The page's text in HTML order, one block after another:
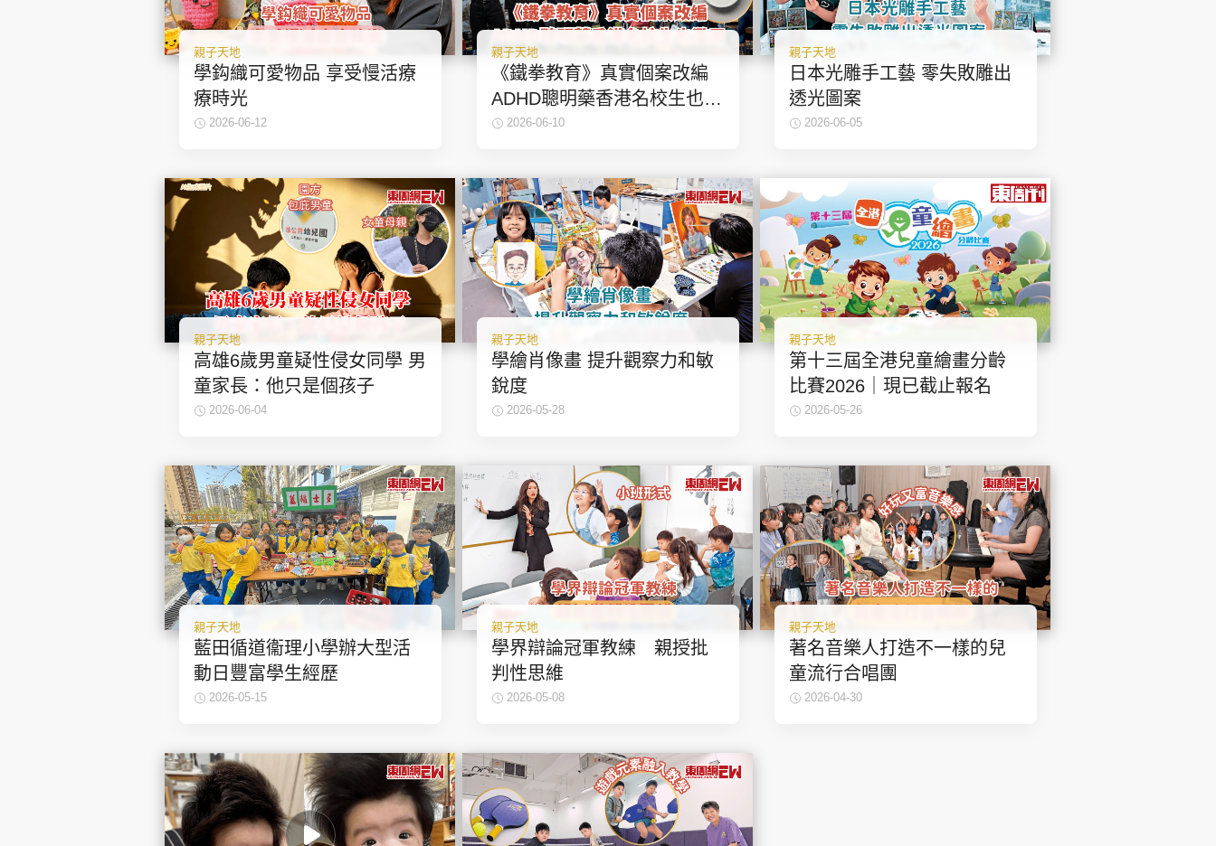
親子天地
學鈎織可愛物品 享受慢活療
療時光
2026-06-12
親子天地
《鐵拳教育》真實個案改編
ADHD聰明藥香港名校生也濫
用2026-06-10
親子天地
日本光雕手工藝 零失敗雕出
透光圖案
2026-06-05
親子天地
高雄6歲男童疑性侵女同學 男
童家長：他只是個孩子
2026-06-04
親子天地
學繪肖像畫 提升觀察力和敏
銳度
2026-05-28
親子天地
第十三屆全港兒童繪畫分齡
比賽2026｜現已截止報名
2026-05-26
親子天地
藍田循道衞理小學辦大型活
動日豐富學生經歷
2026-05-15
親子天地
學界辯論冠軍教練 親授批
判性思維
2026-05-08
親子天地
著名音樂人打造不一樣的兒
童流行合唱團
2026-04-30